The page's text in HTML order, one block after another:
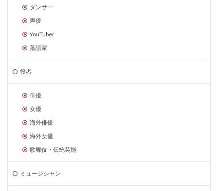
ダンサー
声優
YouTuber
落語家
役者
俳優
女優
海外俳優
海外女優
歌舞伎・伝統芸能
ミュージシャン